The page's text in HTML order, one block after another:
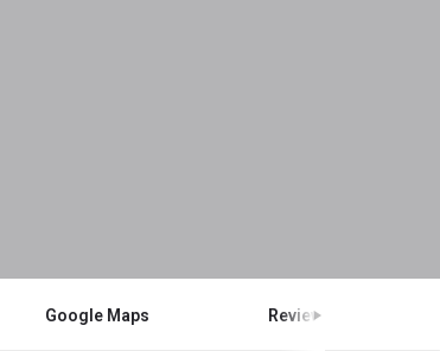
Google Maps Review